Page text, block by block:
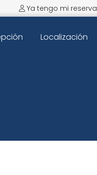
Ya tengo mi reserva
Localización